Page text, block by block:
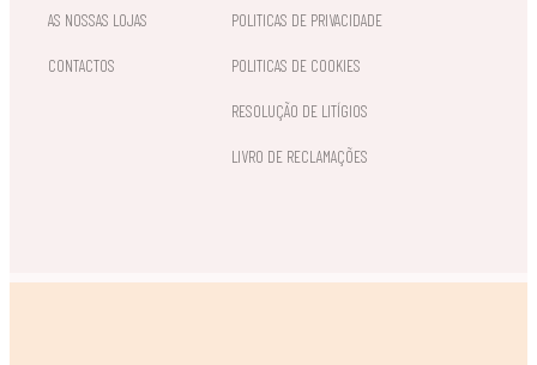
AS NOSSAS LOJAS
CONTACTOS
POLITICAS DE PRIVACIDADE
POLITICAS DE COOKIES
RESOLUÇÃO DE LITÍGIOS
LIVRO DE RECLAMAÇÕES